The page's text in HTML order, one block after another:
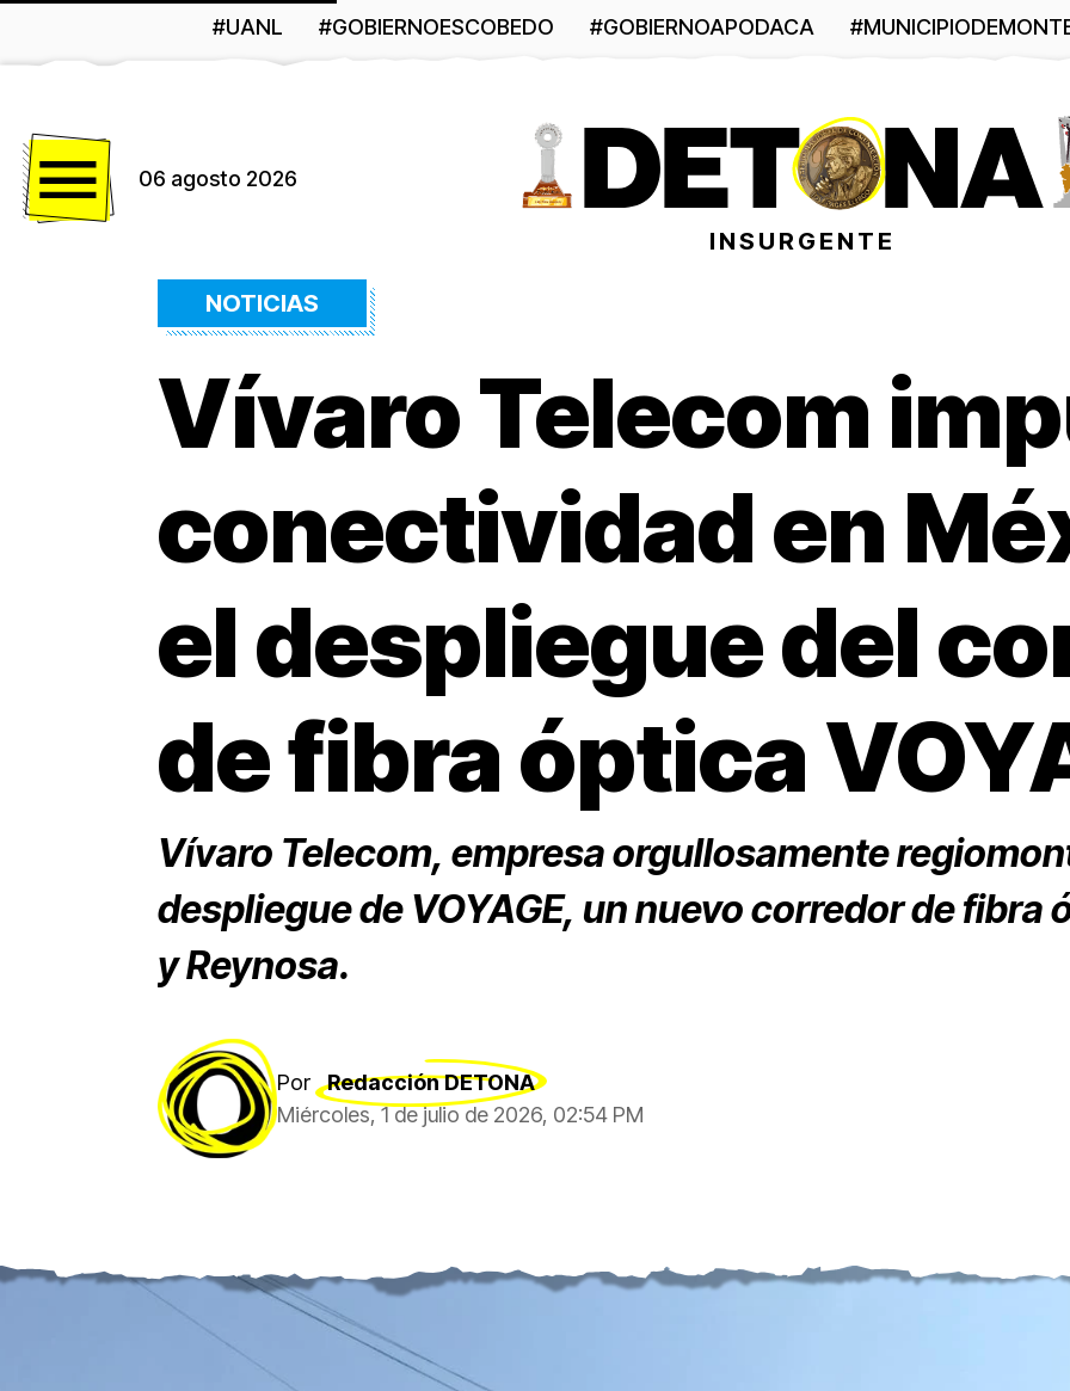
#UANL #GOBIERNOESCOBEDO #GOBIERNOAPODACA
06 agosto 2026
INSURGENTE
NOTICIAS
Vívaro Telecom
conectividad en
el despliegue del
de fibra óptica
Vívaro Telecom, empresa orgullosamente
despliegue de VOYAGE, un nuevo corredor de fibra
y Reynosa.
Por
Redacción DETONA
Miércoles, 1 de julio de 2026, 02:54 PM